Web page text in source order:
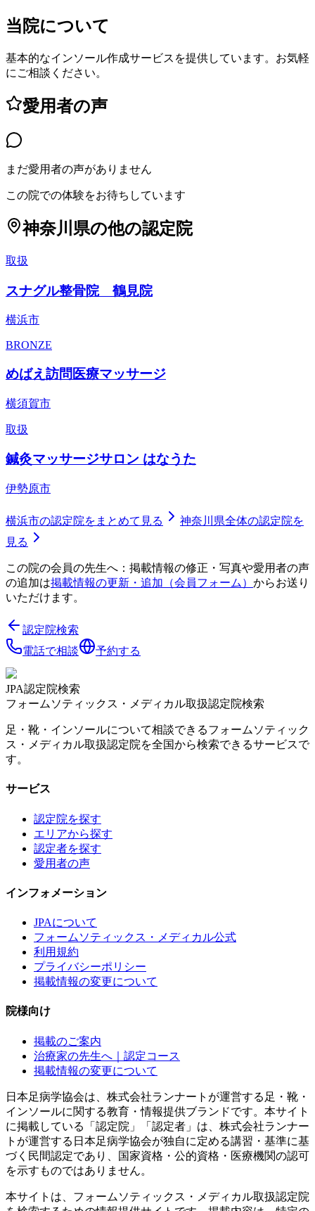
当院について
基本的なインソール作成サービスを提供しています。お気軽
にご相談ください。
愛用者の声
まだ愛用者の声がありません
この院での体験をお待ちしています
神奈川県の他の認定院
取扱
スナグル整骨院 鶴見院
横浜市
BRONZE
めばえ訪問医療マッサージ
横須賀市
取扱
鍼灸マッサージサロン はなうた
伊勢原市
横浜市の認定院をまとめて見る 神奈川県全体の認定院を
見る
この院の会員の先生へ：掲載情報の修正・写真や愛用者の声
の追加は掲載情報の更新・追加（会員フォーム） からお送り
いただけます。
認定院検索
電話で相談
予約する
JPA認定院検索
フォームソティックス・メディカル取扱認定院検索
足・靴・インソールについて相談できるフォームソティック
ス・メディカル取扱認定院を全国から検索できるサービスで
す。
サービス
認定院を探す
エリアから探す
認定者を探す
愛用者の声
インフォメーション
JPAについて
フォームソティックス・メディカル公式
利用規約
プライバシーポリシー
掲載情報の変更について
院様向け
掲載のご案内
治療家の先生へ｜認定コース
掲載情報の変更について
日本足病学協会は、株式会社ランナートが運営する足・靴・
インソールに関する教育・情報提供ブランドです。本サイト
に掲載している「認定院」「認定者」は、株式会社ランナー
トが運営する日本足病学協会が独自に定める講習・基準に基
づく民間認定であり、国家資格・公的資格・医療機関の認可
を示すものではありません。
本サイトは、フォームソティックス・メディカル取扱認定院